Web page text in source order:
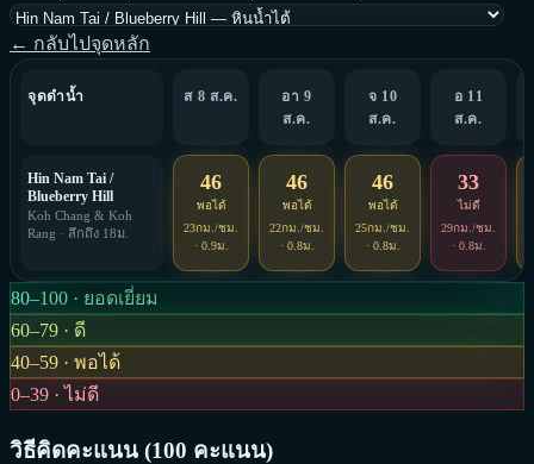
← กลับไปจุดหลัก
จุดดำน้ำ ส 8 ส.ค.
อา 9
ส.ค.
จ 10
ส.ค.
อ 11
ส.ค.
Hin Nam Tai /
Blueberry Hill
Koh Chang & Koh
Rang · ลึกถึง 18ม.
46
พอได้
23กม./ชม.
· 0.9ม.
46
พอได้
22กม./ชม.
· 0.8ม.
46
พอได้
25กม./ชม.
· 0.8ม.
33
ไม่ดี
29กม./ชม.
· 0.8ม.
80–100 · ยอดเยี่ยม
60–79 · ดี
40–59 · พอได้
0–39 · ไม่ดี
วิธีคิดคะแนน (100 คะแนน)